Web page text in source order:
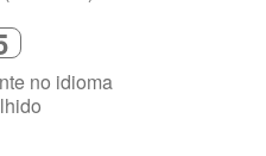
no idioma